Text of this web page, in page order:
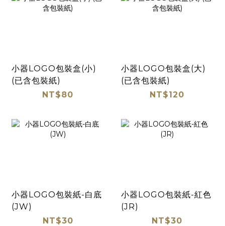
小器LOGO包裝盒(小)
(已含包裝紙)
NT$80
小器LOGO包裝盒(大)
(已含包裝紙)
NT$120
小器LOGO包裝紙-白底
(JW)
NT$30
小器LOGO包裝紙-紅色
(JR)
NT$30